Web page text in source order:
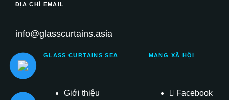
ĐỊA CHỈ EMAIL
info@glasscurtains.asia
GLASS CURTAINS SEA
Giới thiệu
MẠNG XÃ HỘI
Facebook